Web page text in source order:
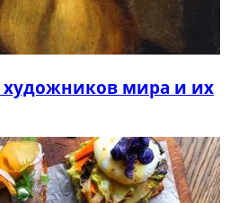
художников мира и их